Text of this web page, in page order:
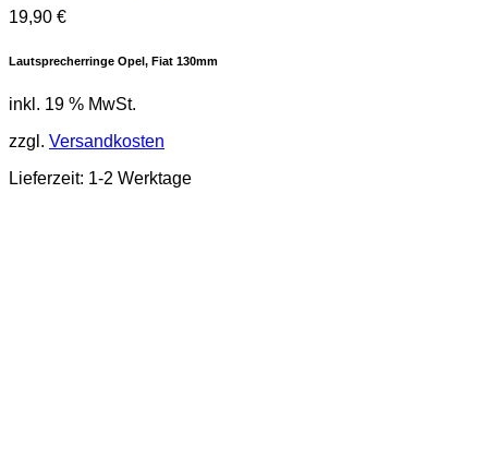
19,90 €
Lautsprecherringe Opel, Fiat 130mm
inkl. 19 % MwSt.
zzgl. Versandkosten
Lieferzeit: 1-2 Werktage